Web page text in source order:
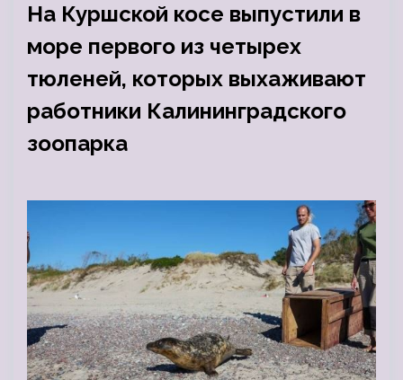
На Куршской косе выпустили в
море первого из четырех
тюленей, которых выхаживают
работники Калининградского
зоопарка